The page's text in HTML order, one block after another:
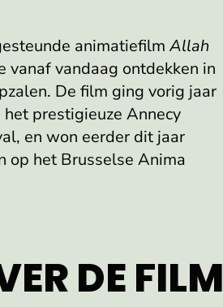
animatiefilmAllah
vanaf vandaag ontdekken in
De film ging vorig jaar
prestigieuze Annecy
en won eerder dit jaar
op het Brusselse Anima
DE FILM